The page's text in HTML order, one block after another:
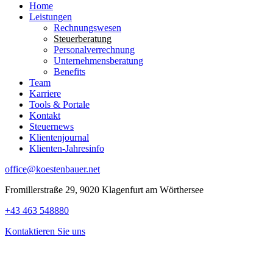
Home
Leistungen
Rechnungswesen
Steuerberatung
Personalverrechnung
Unternehmensberatung
Benefits
Team
Karriere
Tools & Portale
Kontakt
Steuernews
Klientenjournal
Klienten-Jahresinfo
office@koestenbauer.net
Fromillerstraße 29, 9020 Klagenfurt am Wörthersee
+43 463 548880
Kontaktieren Sie uns